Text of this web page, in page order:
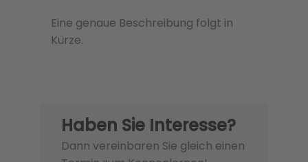
Eine genaue Beschreibung folgt in
Kürze.
Haben Sie Interesse?
Dann vereinbaren Sie gleich einen